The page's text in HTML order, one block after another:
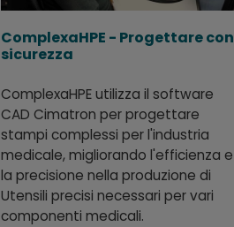
ComplexaHPE - Progettare con
sicurezza
ComplexaHPE utilizza il software
CAD Cimatron per progettare
stampi complessi per l'industria
medicale, migliorando l'efficienza e
la precisione nella produzione di
Utensili precisi necessari per vari
componenti medicali.